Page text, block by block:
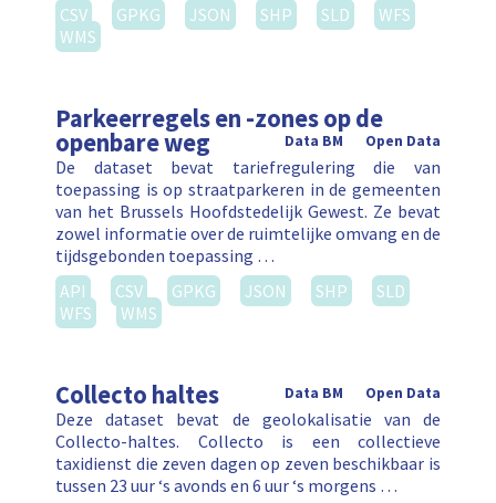
CSV
GPKG JSON SHP SLD
WFS
WMS
Parkeerregels en -zones op de
openbare weg Open Data
Data BM
De dataset bevat tariefregulering die van
toepassing is op straatparkeren in de gemeenten
van het Brussels Hoofdstedelijk Gewest. Ze bevat
zowel informatie over de ruimtelijke omvang en de
tijdsgebonden toepassing …
API
CSV GPKG JSON SHP
SLD
WFS
WMS
Collecto haltes Open Data
Data BM
Deze dataset bevat de geolokalisatie van de
Collecto-haltes. Collecto is een collectieve
taxidienst die zeven dagen op zeven beschikbaar is
tussen 23 uur ‘s avonds en 6 uur ‘s morgens …